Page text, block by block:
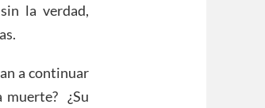
la verdad,
a continuar
muerte? ¿Su